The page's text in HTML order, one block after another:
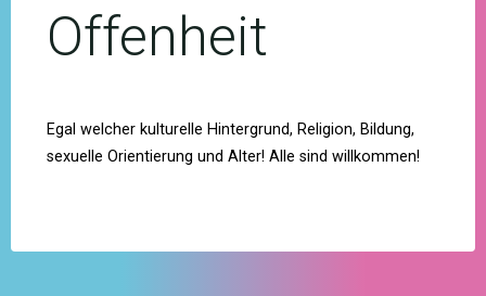
Offenheit
Egal welcher kulturelle Hintergrund, Religion, Bildung,
sexuelle Orientierung und Alter! Alle sind willkommen!